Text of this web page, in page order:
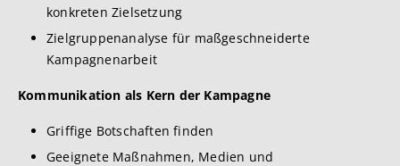
konkreten Zielsetzung
Zielgruppenanalyse für maßgeschneiderte
Kampagnenarbeit
Kommunikation als Kern der Kampagne
Griffige Botschaften finden
Geeignete Maßnahmen, Medien und